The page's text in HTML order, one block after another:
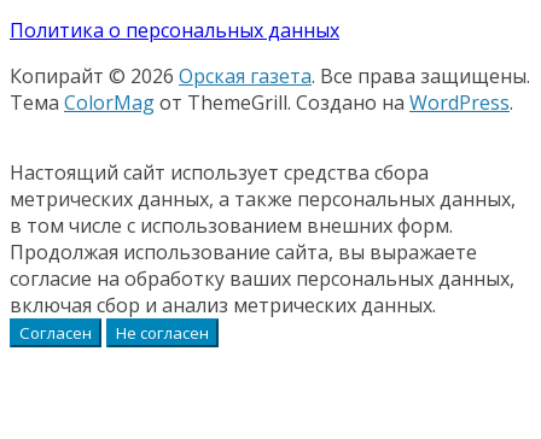
Политика о персональных данных
Копирайт © 2026 Орская газета. Все права защищены.
Тема ColorMagот ThemeGrill. Создано на WordPress.
Настоящий сайт использует средства сбора
метрических данных, а также персональных данных,
в том числе с использованием внешних форм.
Продолжая использование сайта, вы выражаете
согласие на обработку ваших персональных данных,
включая сбор и анализ метрических данных.
Согласен Не согласен